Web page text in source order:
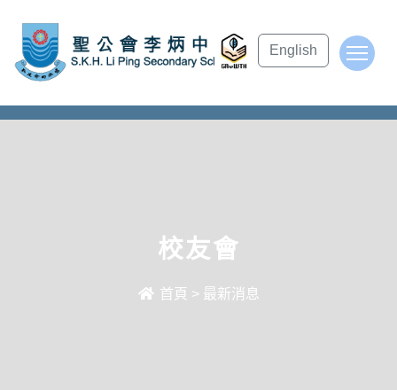
English
校友會
首頁 > 最新消息